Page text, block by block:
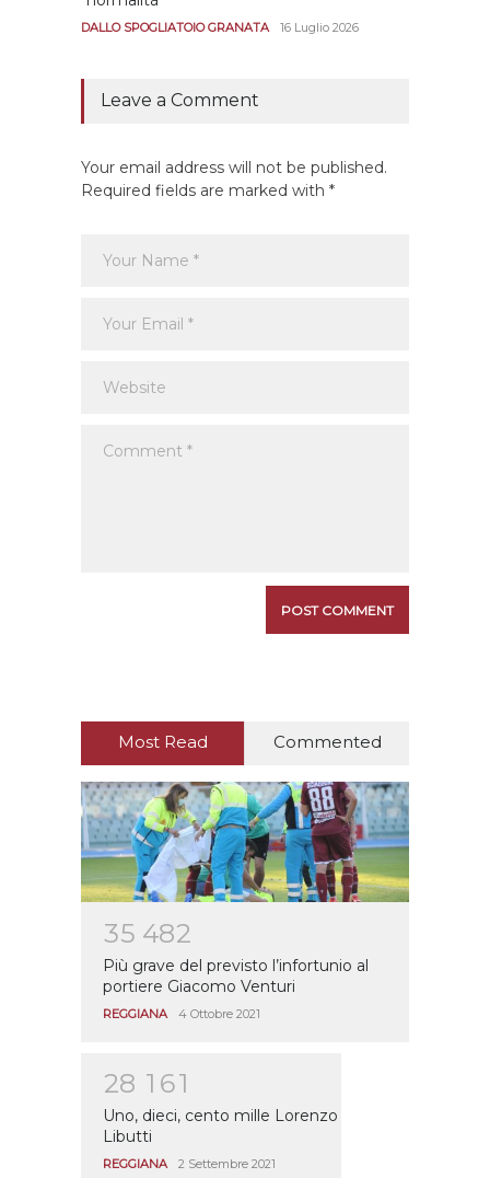
DALLO SPOGLIATOIO GRANATA 16 Luglio 2026
Leave a Comment
Your email address will not be published.
Required fields are marked with *
Most Read Commented
35 482
Più grave del previsto l’infortunio al
portiere Giacomo Venturi
REGGIANA 4 Ottobre 2021
28 1 61
Uno, dieci, cento mille Lorenzo
Libutti
REGGIANA 2 Settembre 2021